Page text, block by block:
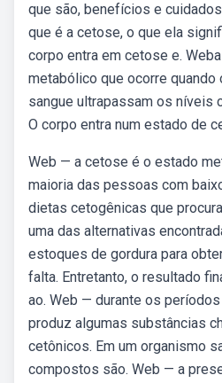
que são, benefícios e
que é a cetose, o que ela
corpo entra em cetose e.
metabólico que ocorre
sangue ultrapassam os níveis
O corpo entra num estado de
Web — a cetose é o estado
maioria das pessoas com
dietas cetogênicas que
uma das alternativas
estoques de gordura para
falta. Entretanto, o resultado
ao. Web — durante os
produz algumas substâncias
cetônicos. Em um organismo
compostos são. Web — a